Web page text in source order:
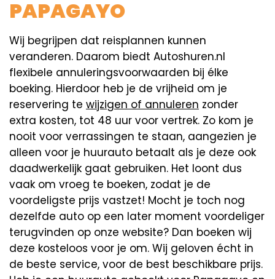
PAPAGAYO
Wij begrijpen dat reisplannen kunnen
veranderen. Daarom biedt Autoshuren.nl
flexibele annuleringsvoorwaarden bij élke
boeking. Hierdoor heb je de vrijheid om je
reservering te wijzigen of annuleren zonder
extra kosten, tot 48 uur voor vertrek. Zo kom je
nooit voor verrassingen te staan, aangezien je
alleen voor je huurauto betaalt als je deze ook
daadwerkelijk gaat gebruiken. Het loont dus
vaak om vroeg te boeken, zodat je de
voordeligste prijs vastzet! Mocht je toch nog
dezelfde auto op een later moment voordeliger
terugvinden op onze website? Dan boeken wij
deze kosteloos voor je om. Wij geloven écht in
de beste service, voor de best beschikbare prijs.